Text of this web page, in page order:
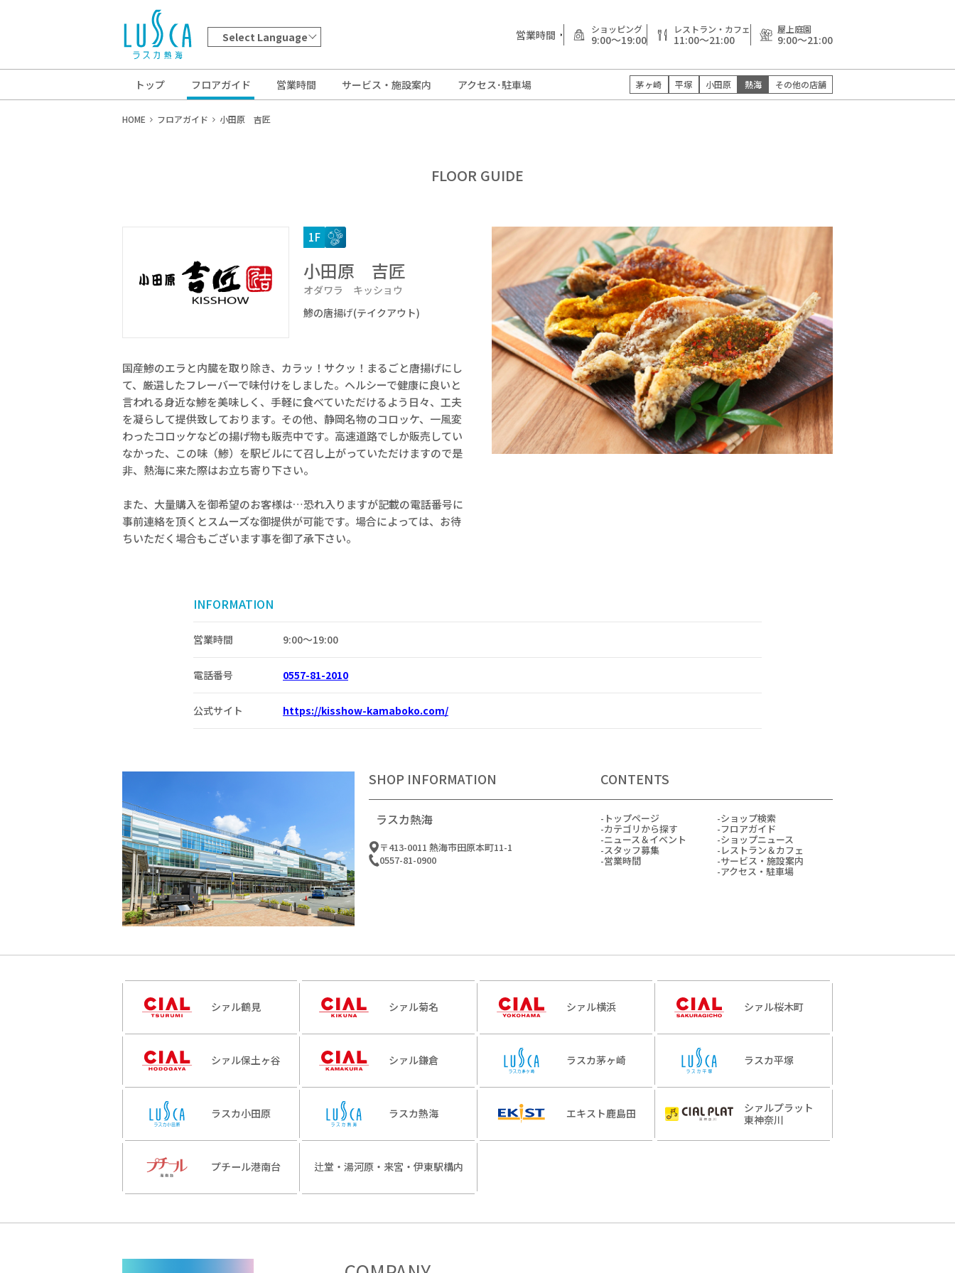
営業時間 ショッピング
9:00～19:00
レストラン・カフェ
11:00～21:00
屋上庭園
9:00～21:00
トップ フロアガイド 営業時間 サービス・施設案内 アクセス･駐車場 茅ヶ崎 平塚 小田原 熱海 その他の店舗
Select Language
HOME フロアガイド 小田原 吉匠
FLOOR GUIDE
1F
小田原 吉匠
オダワラ キッショウ
鯵の唐揚げ(テイクアウト)
国産鯵のエラと内臓を取り除き、カラッ！サクッ！まるごと唐揚げにし
て、厳選したフレーバーで味付けをしました。ヘルシーで健康に良いと
言われる身近な鯵を美味しく、手軽に食べていただけるよう日々、工夫
を凝らして提供致しております。その他、静岡名物のコロッケ、一風変
わったコロッケなどの揚げ物も販売中です。高速道路でしか販売してい
なかった、この味（鯵）を駅ビルにて召し上がっていただけますので是
非、熱海に来た際はお立ち寄り下さい。
また、大量購入を御希望のお客様は…恐れ入りますが記載の電話番号に
事前連絡を頂くとスムーズな御提供が可能です。場合によっては、お待
ちいただく場合もございます事を御了承下さい。
INFORMATION
営業時間 9:00〜19:00
電話番号 0557-81-2010
公式サイト https://kisshow-kamaboko.com/
SHOP INFORMATION
ラスカ熱海
〒413-0011 熱海市田原本町11-1
0557-81-0900
CONTENTS
トップページ ショップ検索
カテゴリから探す フロアガイド
ニュース＆イベント ショップニュース
スタッフ募集 レストラン＆カフェ
営業時間 サービス・施設案内
アクセス・駐車場
シァル鶴見 シァル菊名 シァル横浜 シァル桜木町
シァル保土ヶ谷 シァル鎌倉 ラスカ茅ヶ崎 ラスカ平塚
ラスカ小田原 ラスカ熱海 エキスト鹿島田
シァルプラット
東神奈川
プチール港南台 辻堂・湯河原・来宮・伊東駅構内